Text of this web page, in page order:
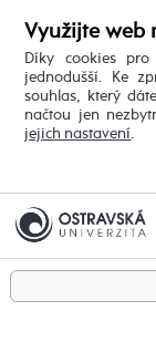
Využijte web
Díky cookies
jednodušší. Ke
souhlas, který
načtou jen
jejich nastavení